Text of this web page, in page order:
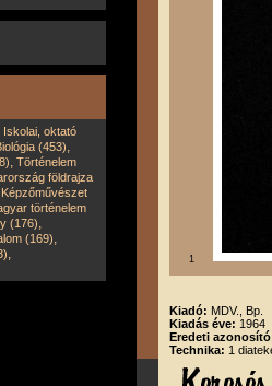
Iskolai, oktató
(453),
, Történelem
földrajza
Képzőművészet
történelem
(176),
(169),
, 1
Kiadó: MDV., Bp.
Kiadás éve: 1964
Eredeti
Technika: 1